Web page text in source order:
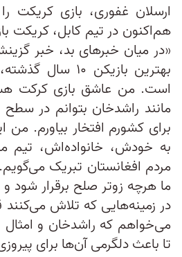
ارسلان غفوری، بازی
هم‌اکنون در تیم کابل، کریکت
«در میان خبرهای بد، خبر
بهترین بازیکن
است. من عاشق بازی کرکت
مانند راشدخان بتوانم در
برای کشورم افتخار بیاورم. من
به خودش، خانواده‌اش، تیم
مردم افغانستان تبریک
ما هرچه زوتر صلح برقرار شود و
در زمینه‌هایی که تلاش
می‌خواهم که راشدخان و
تا باعث دلگرمی آن‌ها برای